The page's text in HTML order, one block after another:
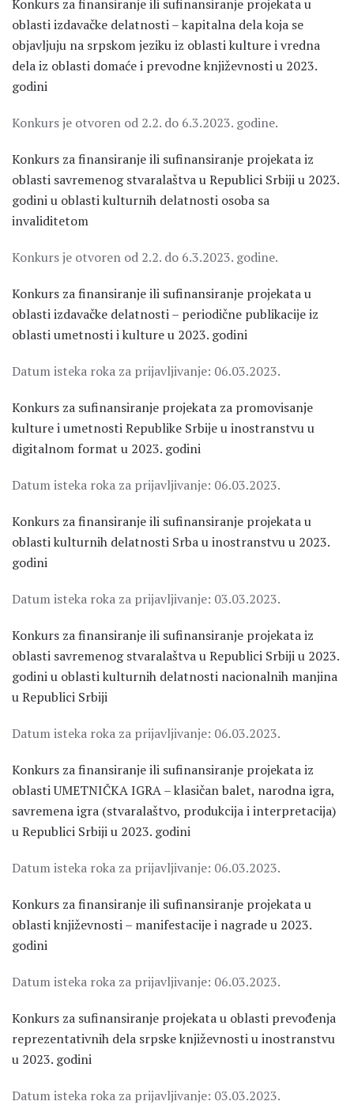
Konkurs za finansiranje ili sufinansiranje projekata u
oblasti izdavačke delatnosti – kapitalna dela koja se
objavljuju na srpskom jeziku iz oblasti kulture i vredna
dela iz oblasti domaće i prevodne književnosti u 2023.
godini
Konkurs je otvoren od 2.2. do 6.3.2023. godine.
Konkurs za finansiranje ili sufinansiranje projekata iz
oblasti savremenog stvaralaštva u Republici Srbiji u 2023.
godini u oblasti kulturnih delatnosti osoba sa
invaliditetom
Konkurs je otvoren od 2.2. do 6.3.2023. godine.
Konkurs za finansiranje ili sufinansiranje projekata u
oblasti izdavačke delatnosti – periodične publikacije iz
oblasti umetnosti i kulture u 2023. godini
Datum isteka roka za prijavljivanje: 06.03.2023.
Konkurs za sufinansiranje projekata za promovisanje
kulture i umetnosti Republike Srbije u inostranstvu u
digitalnom format u 2023. godini
Datum isteka roka za prijavljivanje: 06.03.2023.
Konkurs za finansiranje ili sufinansiranje projekata u
oblasti kulturnih delatnosti Srba u inostranstvu u 2023.
godini
Datum isteka roka za prijavljivanje: 03.03.2023.
Konkurs za finansiranje ili sufinansiranje projekata iz
oblasti savremenog stvaralaštva u Republici Srbiji u 2023.
godini u oblasti kulturnih delatnosti nacionalnih manjina
u Republici Srbiji
Datum isteka roka za prijavljivanje: 06.03.2023.
Konkurs za finansiranje ili sufinansiranje projekata iz
oblasti UMETNIČKA IGRA – klasičan balet, narodna igra,
savremena igra (stvaralaštvo, produkcija i interpretacija)
u Republici Srbiji u 2023. godini
Datum isteka roka za prijavljivanje: 06.03.2023.
Konkurs za finansiranje ili sufinansiranje projekata u
oblasti književnosti – manifestacije i nagrade u 2023.
godini
Datum isteka roka za prijavljivanje: 06.03.2023.
Konkurs za sufinansiranje projekata u oblasti prevođenja
reprezentativnih dela srpske književnosti u inostranstvu
u 2023. godini
Datum isteka roka za prijavljivanje: 03.03.2023.